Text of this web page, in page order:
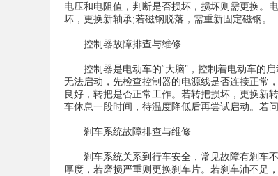
电压和电阻值，判断是否损坏，损坏则需更换。
坏，更换新轴承;若磁钢脱落，需重新固定磁钢。
控制器故障排查与维修
控制器是电动车的“大脑”，控制着电动车的
无法启动，先检查控制器的电源线是否连接正常
良好，转把是否正常工作。若转把损坏，更换新
车休息一段时间，待温度降低后再尝试启动。若
刹车系统故障排查与维修
刹车系统关系到行车安全，常见故障有刹车
厚度，若磨损严重则更换刹车片。若刹车油不足